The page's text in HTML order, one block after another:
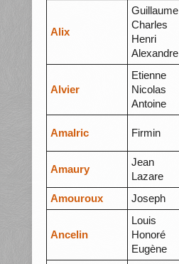
Alix
Guillaume
Charles
Henri
Alexandre
Alvier
Etienne
Nicolas
Antoine
Amalric Firmin
Amaury
Jean
Lazare
Amouroux Joseph
Ancelin
Louis
Honoré
Eugène